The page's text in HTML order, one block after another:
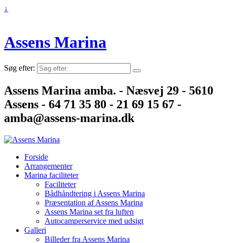
↓
Assens Marina
Søg efter:
Assens Marina amba. - Næsvej 29 - 5610
Assens - 64 71 35 80 - 21 69 15 67 -
amba@assens-marina.dk
Forside
Arrangementer
Marina faciliteter
Faciliteter
Bådhåndtering i Assens Marina
Præsentation af Assens Marina
Assens Marina set fra luften
Autocamperservice med udsigt
Galleri
Billeder fra Assens Marina